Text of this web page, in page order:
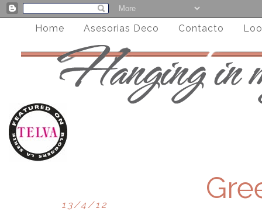
Home Asesorias Deco Contacto
13/4/12